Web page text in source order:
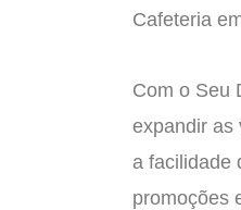
Cafeteria
Com o Seu
expandir as
a facilidade
promoções